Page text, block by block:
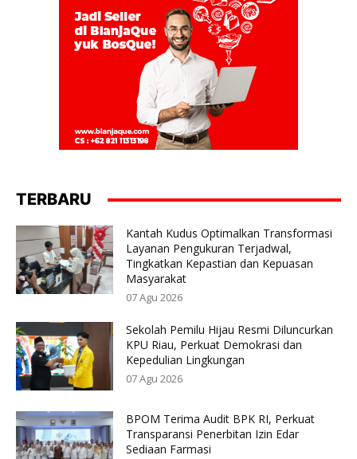
TERBARU
Kantah Kudus Optimalkan Transformasi
Layanan Pengukuran Terjadwal,
Tingkatkan Kepastian dan Kepuasan
Masyarakat
07 Agu 2026
Sekolah Pemilu Hijau Resmi Diluncurkan
KPU Riau, Perkuat Demokrasi dan
Kepedulian Lingkungan
07 Agu 2026
BPOM Terima Audit BPK RI, Perkuat
Transparansi Penerbitan Izin Edar
Sediaan Farmasi